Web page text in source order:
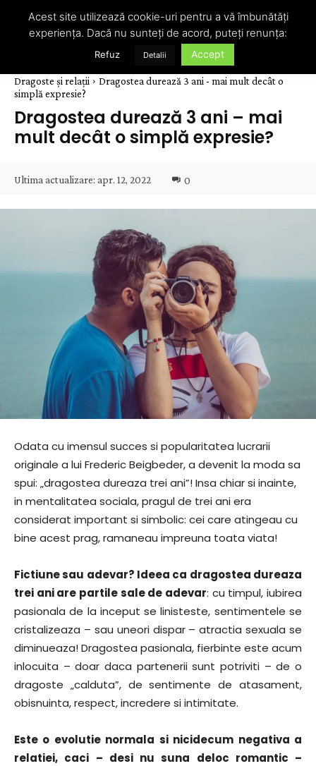
Dragoste și relații
Dragostea durează 3 ani - mai mult decât o
simplă expresie?
Dragostea durează 3 ani – mai
mult decât o simplă expresie?
Ultima actualizare: apr. 12, 2022 0
Odata cu imensul succes si popularitatea lucrarii
originale a lui Frederic Beigbeder, a devenit la moda sa
spui: „dragostea dureaza trei ani”! Insa chiar si inainte,
in mentalitatea sociala, pragul de trei ani era
considerat important si simbolic: cei care atingeau cu
bine acest prag, ramaneau impreuna toata viata!
Fictiune sau adevar? Ideea ca dragostea dureaza
trei ani are partile sale de adevar: cu timpul, iubirea
pasionala de la inceput se linisteste, sentimentele se
cristalizeaza – sau uneori dispar – atractia sexuala se
diminueaza! Dragostea pasionala, fierbinte este acum
inlocuita – doar daca partenerii sunt potriviti – de o
dragoste „calduta”, de sentimente de atasament,
obisnuinta, respect, incredere si intimitate.
Este o evolutie normala si nicidecum negativa a
relatiei, caci – desi nu suna deloc romantic –
Acest site utilizează cookie-uri pentru a vă îmbunătăți
experiența. Dacă nu sunteți de acord, puteți renunța:
Refuz Detalii Accept